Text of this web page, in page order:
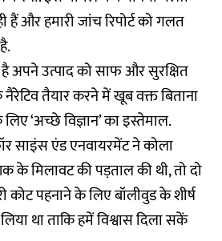
हैं और हमारी जांच रिपोर्ट को गलत
अपने उत्पाद को साफ और सुरक्षित
तैयार करने में खूब वक्त बिताना
‘अच्छे विज्ञान’ का इस्तेमाल.
साइंस एंड एनवायरमेंट ने कोला
के मिलावट की पड़ताल की थी, तो दो
कोट पहनाने के लिए बॉलीवुड के शीर्ष
था ताकि हमें विश्वास दिला सकें